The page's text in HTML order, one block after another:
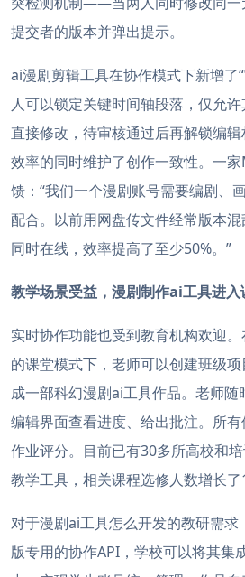
提交者的版本并弹出提示。
ai漫剧剪辑工具在协作模式下新增了
人可以锁定关键时间轴段落，仅允
直接修改，待审核通过后再解锁编
效率的同时维护了创作一致性。一
馈：“我们一个漫剧账号需要编剧、
配合。以前用网盘传文件经常版本
同时在线，效率提高了至少50%。”
教学场景受益，漫剧制作ai工具进入
实时协作功能也受到教育机构欢迎
的课堂模式下，老师可以创建班级
成一部科幻漫剧ai工具作品。老师随
编辑界面查看进度、给出批注。所
作业评分。目前已有30多所高校和
教学工具，相关课程选修人数增长了
对于漫剧ai工具怎么开发的教研需
版专用的协作API，学校可以将其集